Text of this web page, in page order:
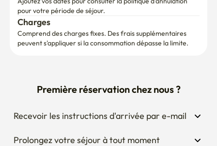
pour votre période de séjour.
Charges
Comprend des charges fixes. Des frais supplémentaires
peuvent s'appliquer si la consommation dépasse la limite.
Première réservation chez nous ?
Recevoir les instructions d'arrivée par e-mail
Prolongez votre séjour à tout moment